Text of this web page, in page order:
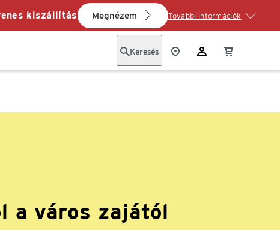
kiszállítás Megnézem További információk
Keresés
a város zajától